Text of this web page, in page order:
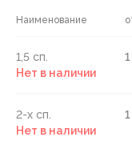
Наименование
1,5 сп.
Нет в наличии
2-х сп.
Нет в наличии